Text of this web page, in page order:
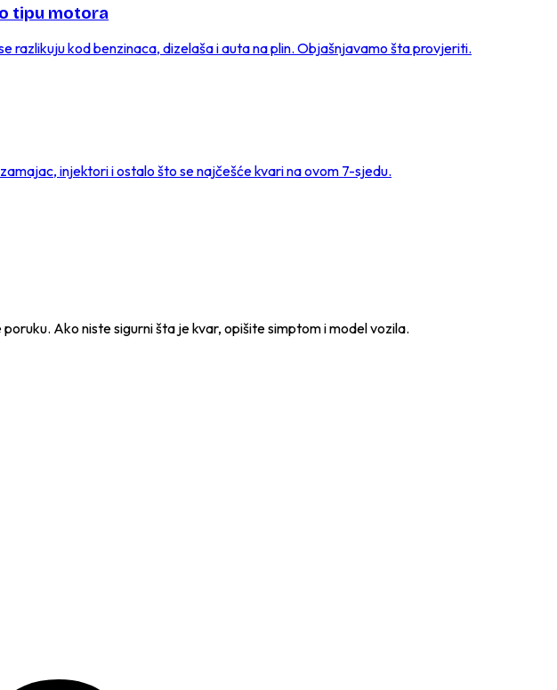
tipu motora
razlikuju kod benzinaca, dizelaša i auta na plin. Objašnjavamo šta provjeriti.
injektori i ostalo što se najčešće kvari na ovom 7-sjedu.
Ako niste sigurni šta je kvar, opišite simptom i model vozila.